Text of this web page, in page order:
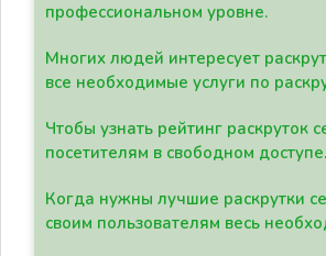
профессиональном уровне.
Многих людей интересует
все необходимые услуги по
Чтобы узнать рейтинг раскруток
посетителям в свободном доступе.
Когда нужны лучшие раскрутки
своим пользователям весь